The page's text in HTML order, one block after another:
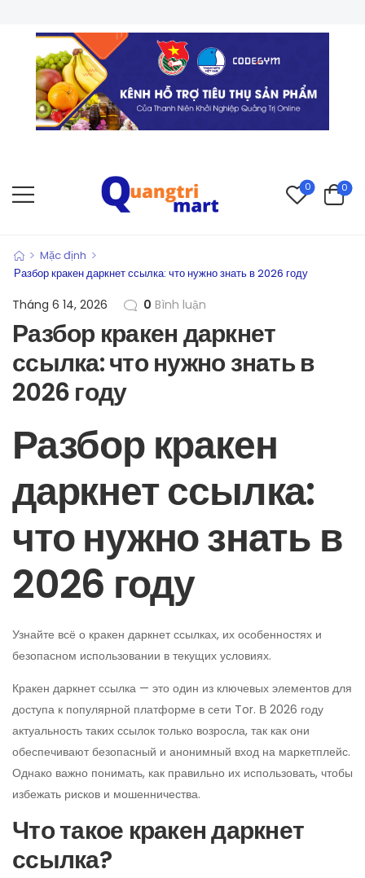
0 0
> Mặc định >
Разбор кракен даркнет ссылка: что нужно знать в 2026 году
Tháng 6 14, 2026 0 Bình luận
Разбор кракен даркнет
ссылка: что нужно знать в
2026 году
Разбор кракен
даркнет ссылка:
что нужно знать в
2026 году
Узнайте всё о кракен даркнет ссылках, их особенностях и
безопасном использовании в текущих условиях.
Кракен даркнет ссылка — это один из ключевых элементов для
доступа к популярной платформе в сети Tor. В 2026 году
актуальность таких ссылок только возросла, так как они
обеспечивают безопасный и анонимный вход на маркетплейс.
Однако важно понимать, как правильно их использовать, чтобы
избежать рисков и мошенничества.
Что такое кракен даркнет
ссылка?